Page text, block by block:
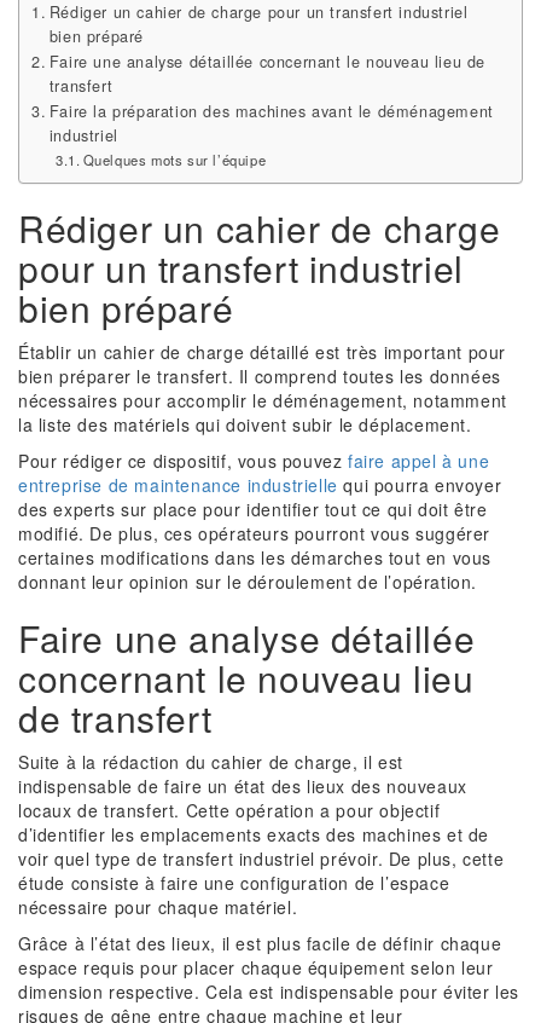
Rédiger un cahier de charge pour un transfert industriel
bien préparé
Faire une analyse détaillée concernant le nouveau lieu de
transfert
Faire la préparation des machines avant le déménagement
industriel
Quelques mots sur l’équipe
Rédiger un cahier de charge
pour un transfert industriel
bien préparé
Établir un cahier de charge détaillé est très important pour
bien préparer le transfert. Il comprend toutes les données
nécessaires pour accomplir le déménagement, notamment
la liste des matériels qui doivent subir le déplacement.
Pour rédiger ce dispositif, vous pouvezfaire appel à une
entreprise de maintenance industrielle qui pourra envoyer
des experts sur place pour identifier tout ce qui doit être
modifié. De plus, ces opérateurs pourront vous suggérer
certaines modifications dans les démarches tout en vous
donnant leur opinion sur le déroulement de l’opération.
Faire une analyse détaillée
concernant le nouveau lieu
de transfert
Suite à la rédaction du cahier de charge, il est
indispensable de faire un état des lieux des nouveaux
locaux de transfert. Cette opération a pour objectif
d’identifier les emplacements exacts des machines et de
voir quel type de transfert industriel prévoir. De plus, cette
étude consiste à faire une configuration de l’espace
nécessaire pour chaque matériel.
Grâce à l’état des lieux, il est plus facile de définir chaque
espace requis pour placer chaque équipement selon leur
dimension respective. Cela est indispensable pour éviter les
risques de gêne entre chaque machine et leur